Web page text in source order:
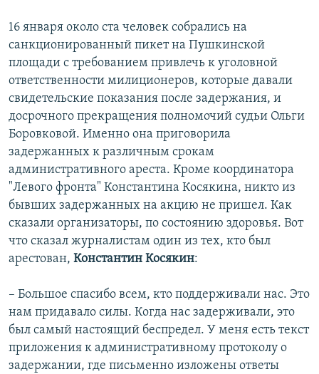
16 января около ста человек собрались на
санкционированный пикет на Пушкинской
площади с требованием привлечь к уголовной
ответственности милиционеров, которые давали
свидетельские показания после задержания, и
досрочного прекращения полномочий судьи Ольги
Боровковой. Именно она приговорила
задержанных к различным срокам
административного ареста. Кроме координатора
"Левого фронта" Константина Косякина, никто из
бывших задержанных на акцию не пришел. Как
сказали организаторы, по состоянию здоровья. Вот
что сказал журналистам один из тех, кто был
арестован, Константин Косякин:
– Большое спасибо всем, кто поддерживали нас. Это
нам придавало силы. Когда нас задерживали, это
был самый настоящий беспредел. У меня есть текст
приложения к административному протоколу о
задержании, где письменно изложены ответы